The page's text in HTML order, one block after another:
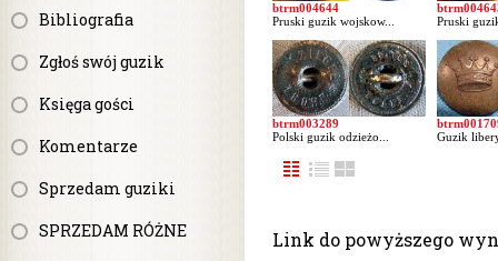
Bibliografia
Zgłoś swój guzik
Księga gości
Komentarze
Sprzedam guziki
SPRZEDAM RÓŻNE
btrm004644
Pruski guzik wojskow...
Pruski
btrm003289
Polski guzik odzieżo...
Guzik
Link do powyższego